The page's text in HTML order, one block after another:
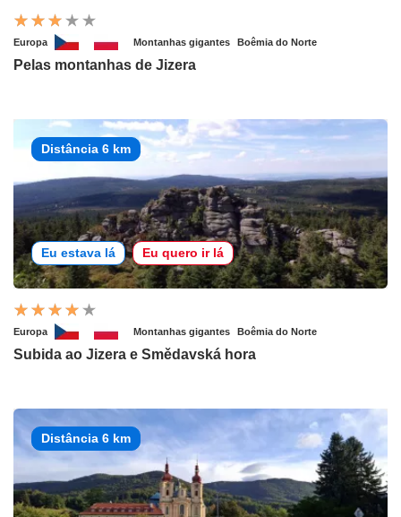
Europa Montanhas gigantes Boêmia do Norte
Pelas montanhas de Jizera
Distância 6 km
Eu estava lá Eu quero ir lá
Europa Montanhas gigantes Boêmia do Norte
Subida ao Jizera e Smědavská hora
Distância 6 km